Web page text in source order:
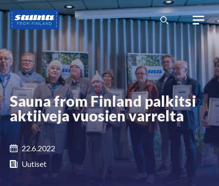
Siirry
sisältöön
Sauna
from
Sauna from Finland palkitsi
aktiiveja vuosien varrelta
22.6.2022
Uutiset